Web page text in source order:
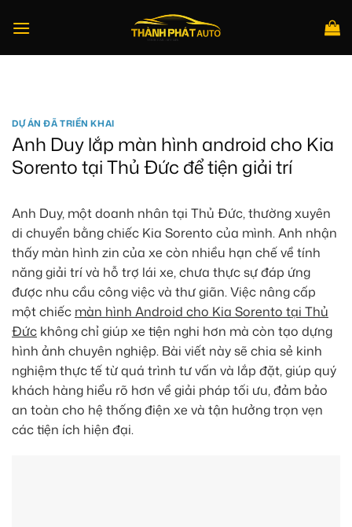
qua
DỰ ÁN ĐÃ TRIỂN KHAI
Anh Duy lắp màn hình android cho Kia
Sorento tại Thủ Đức để tiện giải trí
Anh Duy, một doanh nhân tại Thủ Đức, thường xuyên
di chuyển bằng chiếc Kia Sorento của mình. Anh nhận
thấy màn hình zin của xe còn nhiều hạn chế về tính
năng giải trí và hỗ trợ lái xe, chưa thực sự đáp ứng
được nhu cầu công việc và thư giãn. Việc nâng cấp
một chiếc màn hình Android cho Kia Sorento tại Thủ
Đức không chỉ giúp xe tiện nghi hơn mà còn tạo dựng
hình ảnh chuyên nghiệp. Bài viết này sẽ chia sẻ kinh
nghiệm thực tế từ quá trình tư vấn và lắp đặt, giúp quý
khách hàng hiểu rõ hơn về giải pháp tối ưu, đảm bảo
an toàn cho hệ thống điện xe và tận hưởng trọn vẹn
các tiện ích hiện đại.